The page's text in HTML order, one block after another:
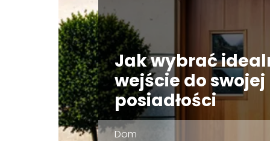
Jak wybrać
wejście do swojej
posiadłości
Dom